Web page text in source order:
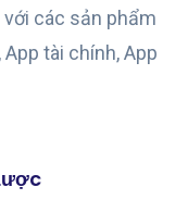
các sản phẩm
tài chính, App